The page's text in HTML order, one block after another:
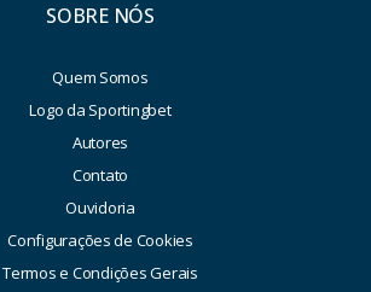
SOBRE NÓS
Quem Somos
Logo da Sportingbet
Autores
Contato
Ouvidoria
Configurações de Cookies
Termos e Condições Gerais